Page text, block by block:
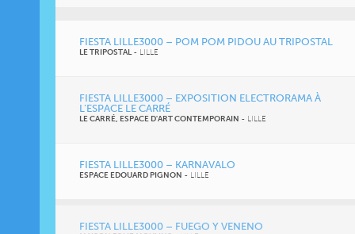
LE TRIPOSTAL -LILLE
L’ESPACE LE CARRÉ
LE CARRÉ, ESPACE D'ART CONTEMPORAIN
ESPACE EDOUARD PIGNON-LILLE